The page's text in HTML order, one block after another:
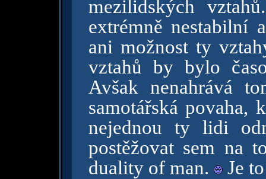
mezilidských
extrémně nestabilní
ani možnost ty
vztahů by bylo
Avšak nenahrává
samotářská povaha,
nejednou ty lidi
postěžovat sem na
duality of man.
Je